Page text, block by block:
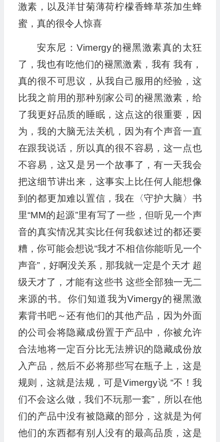
激素，以及洋甘菊薄荷柠檬香蜂草茶加生蜂
蜜，真的很令人惊喜
安东尼：Vimergy的褪黑激素真的太狂
了，我也有吃他们的褪黑激素，我有 我有，
真的很不可思议，从我自己服用的经验，这
比我之前用的那种别家公司的褪黑激素，给
了我更好品质的睡眠，这点这的很重要，因
为，我的大脑无法关机，因为有个声音一直
在跟我说话，所以真的很不容易，这一点也
不容易，这又是另一个故事了，有一天我会
把这细节讲出来，这事实上比任何人能想像
到的都更加难以置信，我在〈守护大脑〉书
里“MM的起源”里有写了一些，但听见一个声
音的真实情况其实比任何我叙述过的都还要
糟，你可能会想说“我才不相信你能听见一个
声音”，好啊没关系，那我就一定是个天才 超
级天才了，才能有这些书 这些全部独一无二
来源的书。你们知道我为Vimergy的褪黑激
素背书吧～还有他们的其他产品，因为外面
的公司会将隐藏成份置于产品中，你被允许
合法地将一定百分比无法辨识的隐藏成份放
入产品，然后不必将那些写在瓶子上，这是
规则，这就是法规，可是Vimergy说 “不！我
们不会这么做，我们不玩那一套”，所以在他
们的产品中没有被隐藏的部分，这就是为何
他们的东西都有别人没有的最高品质，这是